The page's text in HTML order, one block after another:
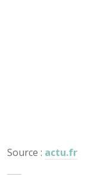
Source : actu.fr